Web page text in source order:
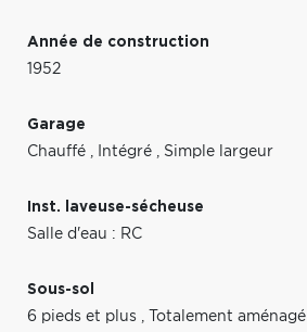
Année de construction
1952
Garage
Chauffé , Intégré , Simple largeur
Inst. laveuse-sécheuse
Salle d'eau : RC
Sous-sol
6 pieds et plus , Totalement aménagé